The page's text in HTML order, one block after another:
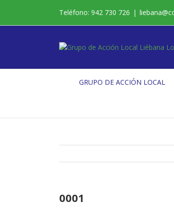
contenido
Teléfono: 942 730 726 |
GRUPO DE ACCIÓN LOCAL
0001